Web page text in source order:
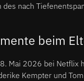
nach
beim
Mai 2026 bei Netflix
Kempter und